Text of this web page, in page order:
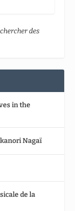
des
in the
Nagaï
de la